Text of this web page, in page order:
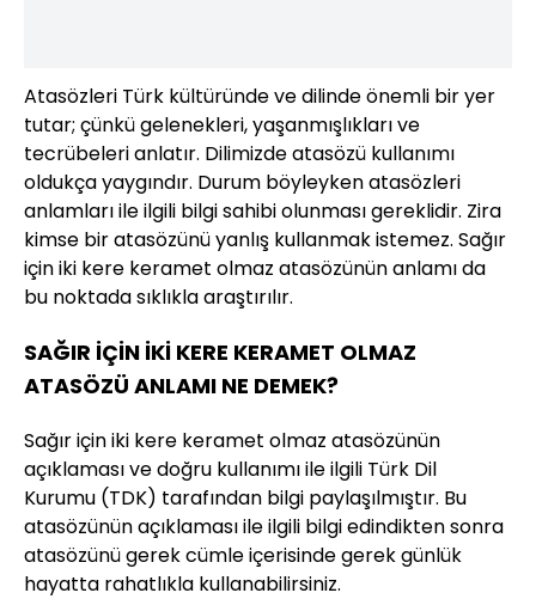
Atasözleri Türk kültüründe ve dilinde önemli bir yer
tutar; çünkü gelenekleri, yaşanmışlıkları ve
tecrübeleri anlatır. Dilimizde atasözü kullanımı
oldukça yaygındır. Durum böyleyken atasözleri
anlamları ile ilgili bilgi sahibi olunması gereklidir. Zira
kimse bir atasözünü yanlış kullanmak istemez. Sağır
için iki kere keramet olmaz atasözünün anlamı da
bu noktada sıklıkla araştırılır.
SAĞIR İÇİN İKİ KERE KERAMET OLMAZ
ATASÖZÜ ANLAMI NE DEMEK?
Sağır için iki kere keramet olmaz atasözünün
açıklaması ve doğru kullanımı ile ilgili Türk Dil
Kurumu (TDK) tarafından bilgi paylaşılmıştır. Bu
atasözünün açıklaması ile ilgili bilgi edindikten sonra
atasözünü gerek cümle içerisinde gerek günlük
hayatta rahatlıkla kullanabilirsiniz.